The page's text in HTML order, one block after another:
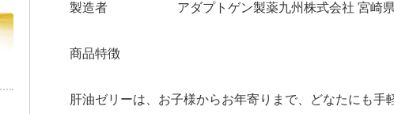
製造者 アダプトゲン製薬九州株式会社 宮崎県宮
商品特徴
肝油ゼリーは、お子様からお年寄りまで、どなたにも